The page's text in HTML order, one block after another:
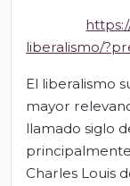
liberalismo/
El liberalismo
mayor
llamado siglo
Charles Louis